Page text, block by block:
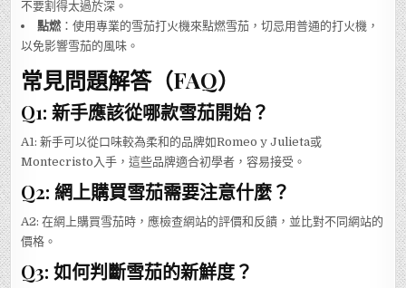
不要割得太過於深。
點燃 ：使用專業的雪茄打火機來點燃雪茄，切忌用普通的打火機，
以免影響雪茄的風味。
常見問題解答（FAQ）
Q1: 新手應該從哪款雪茄開始？
A1: 新手可以從口味較為柔和的品牌如Romeo y Julieta或
Montecristo入手，這些品牌適合初學者，容易接受。
Q2: 網上購買雪茄需要注意什麼？
A2: 在網上購買雪茄時，應檢查網站的評價和反饋，並比對不同網站的
價格。
Q3: 如何判斷雪茄的新鮮度？